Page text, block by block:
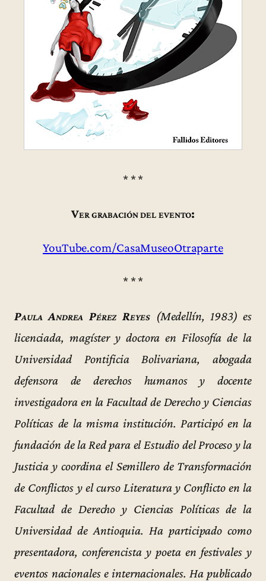
* * *
Ver grabación del evento:
YouTube.com/CasaMuseoOtraparte
* * *
Paula Andrea Pérez Reyes (Medellín, 1983) es
licenciada, magíster y doctora en Filosofía de la
Universidad Pontificia Bolivariana, abogada
defensora de derechos humanos y docente
investigadora en la Facultad de Derecho y Ciencias
Políticas de la misma institución. Participó en la
fundación de la Red para el Estudio del Proceso y la
Justicia y coordina el Semillero de Transformación
de Conflictos y el curso Literatura y Conflicto en la
Facultad de Derecho y Ciencias Políticas de la
Universidad de Antioquia. Ha participado como
presentadora, conferencista y poeta en festivales y
eventos nacionales e internacionales. Ha publicado